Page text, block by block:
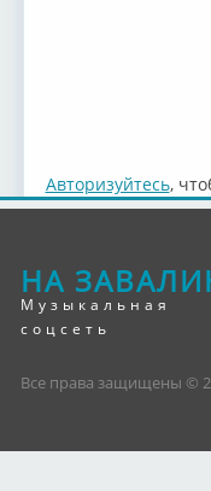
Авторизуйтесь,
НА
Музыкальная
соцсеть
Все права защищены ©